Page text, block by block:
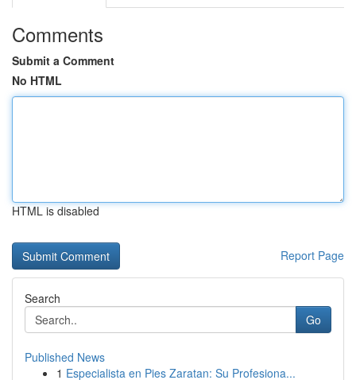
Comments
Submit a Comment
No HTML
HTML is disabled
Report Page
Search
Go
Published News
1 Especialista en Pies Zaratan: Su Profesiona...